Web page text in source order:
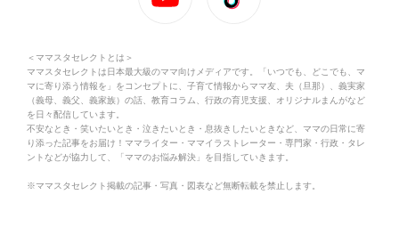
＜ママスタセレクトとは＞
ママスタセレクトは日本最大級のママ向けメディアです。「いつでも、どこでも、マ
マに寄り添う情報を」をコンセプトに、子育て情報からママ友、夫（旦那）、義実家
（義母、義父、義家族）の話、教育コラム、行政の育児支援、オリジナルまんがなど
を日々配信しています。
不安なとき・笑いたいとき・泣きたいとき・息抜きしたいときなど、ママの日常に寄
り添った記事をお届け！ママライター・ママイラストレーター・専門家・行政・タレ
ントなどが協力して、「ママのお悩み解決」を目指していきます。
※ママスタセレクト掲載の記事・写真・図表など無断転載を禁止します。